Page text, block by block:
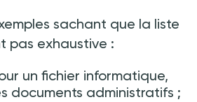
sachant que la liste
pas exhaustive :
un fichier informatique,
documents administratifs ;